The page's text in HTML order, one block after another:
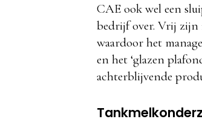
CAE ook wel een
bedrijf over. Vrij zijn
waardoor het
en het ‘glazen
achterblijvende